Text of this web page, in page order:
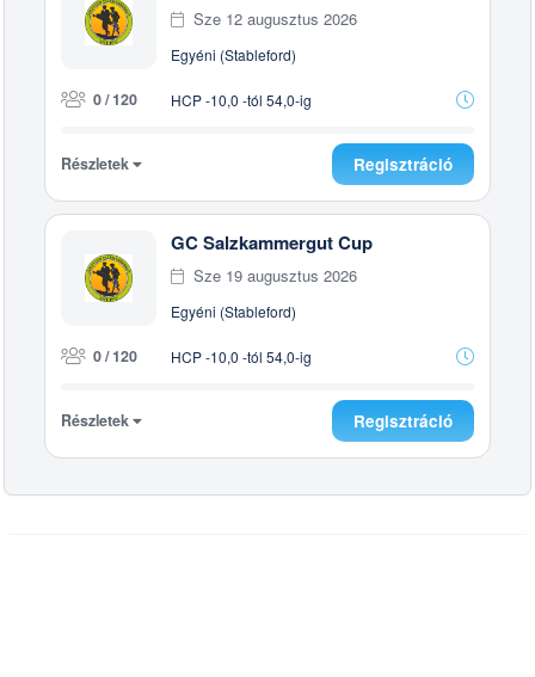
Sze 12 augusztus 2026
Egyéni (Stableford)
0 / 120 HCP -10,0 -tól 54,0-ig
Részletek Regisztráció
GC Salzkammergut Cup
Sze 19 augusztus 2026
Egyéni (Stableford)
0 / 120 HCP -10,0 -tól 54,0-ig
Részletek Regisztráció